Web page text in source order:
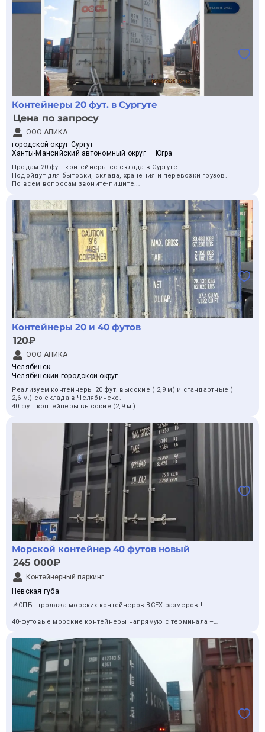
Контейнеры 20 фут. в Сургуте
Цена по запросу
ООО АПИКА
городской округ Сургут
Ханты-Мансийский автономный округ — Югра
Продам 20 фут. контейнеры со склада в Сургуте.
Подойдут для бытовки, склада, хранения и перевозки грузов.
По всем вопросам звоните-пишите.
Контейнеры 20 и 40 футов
120₽
ООО АПИКА
Челябинск
Челябинский городской округ
Реализуем контейнеры 20 фут. высокие ( 2,9 м) и стандартные (
2,6 м.) со склада в Челябинске.
40 фут. контейнеры высокие (2,9 м.).
Организуем доставку на место выгрузки.
Морской контейнер 40 футов новый
245 000₽
Контейнерный паркинг
Невская губа
📌СПБ- продажа морских контейнеров ВСЕХ размеров !
40-футовые морские контейнеры напрямую с терминала –
✅ Лучшие цены без посредников
✅ От бюджетных до премиум-класса
✅ Быстрая доставка по СПб и области или самовывоз
💣Стоимость по безналу дешевле чем у конкурентов
➡ В наличии контейнеры всех типов!